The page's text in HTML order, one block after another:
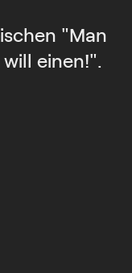
"Man
einen!".